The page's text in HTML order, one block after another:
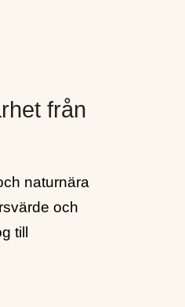
från
naturnära
och
till